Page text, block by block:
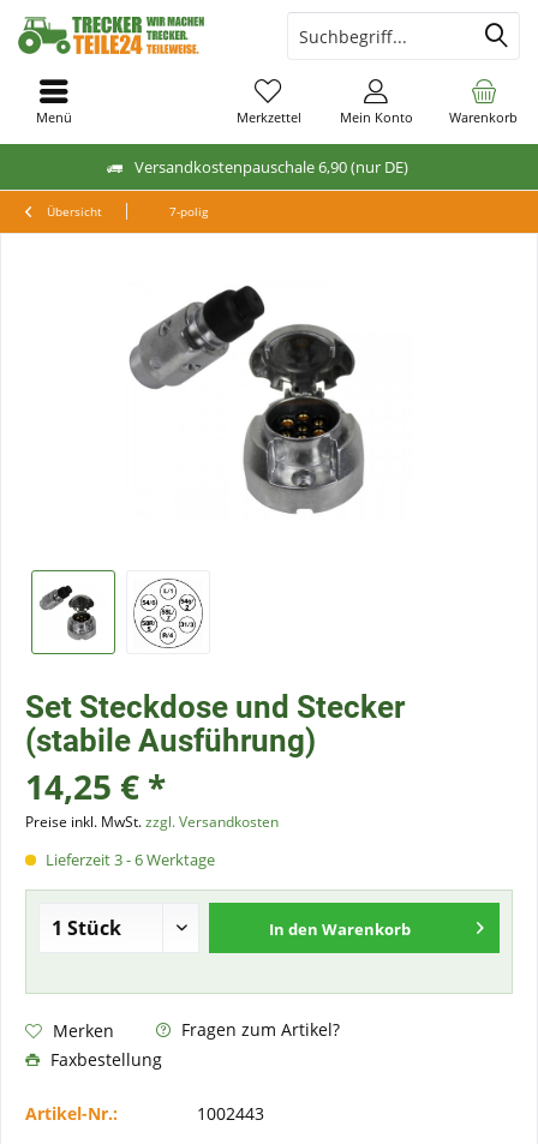
Versandkostenpauschale 6,90 (nur DE)
Warenkorb
Merkzettel Mein Konto
Menü
Übersicht 7-polig
Set Steckdose und Stecker
(stabile Ausführung)
14,25 € *
Preise inkl. MwSt.zzgl. Versandkosten
Lieferzeit 3 - 6 Werktage
In den Warenkorb
Merken
Fragen zum Artikel?
Faxbestellung
Artikel-Nr.: 1002443